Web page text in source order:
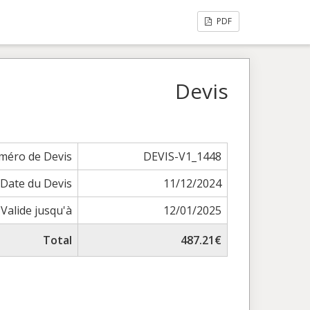
PDF
Devis
de Devis
DEVIS-V1_1448
Date du Devis
11/12/2024
Valide jusqu'à
12/01/2025
Total
487.21€